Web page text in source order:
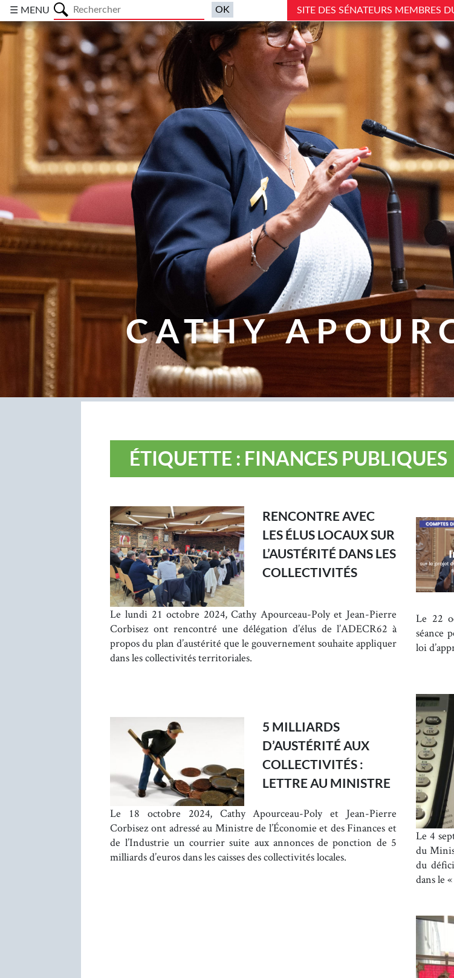
☰ MENU SITE DES SÉNATEURS MEMBRES
CATHY
ÉTIQUETTE : FINANCES PUBLIQUES
RENCONTRE AVEC
LES ÉLUS LOCAUX SUR
L’AUSTÉRITÉ DANS LES
COLLECTIVITÉS
Le lundi 21 octobre 2024, Cathy Apourceau-Poly et Jean-Pierre
Corbisez ont rencontré une délégation d’élus de l’ADECR62 à
propos du plan d’austérité que le gouvernement souhaite appliquer
dans les collectivités territoriales.
Le 22
séance
loi
5 MILLIARDS
D’AUSTÉRITÉ AUX
COLLECTIVITÉS :
LETTRE AU MINISTRE
Le 18 octobre 2024, Cathy Apourceau-Poly et Jean-Pierre
Corbisez ont adressé au Ministre de l’Économie et des Finances et
de l’Industrie un courrier suite aux annonces de ponction de 5
milliards d’euros dans les caisses des collectivités locales.
Le 4
du
du
dans le